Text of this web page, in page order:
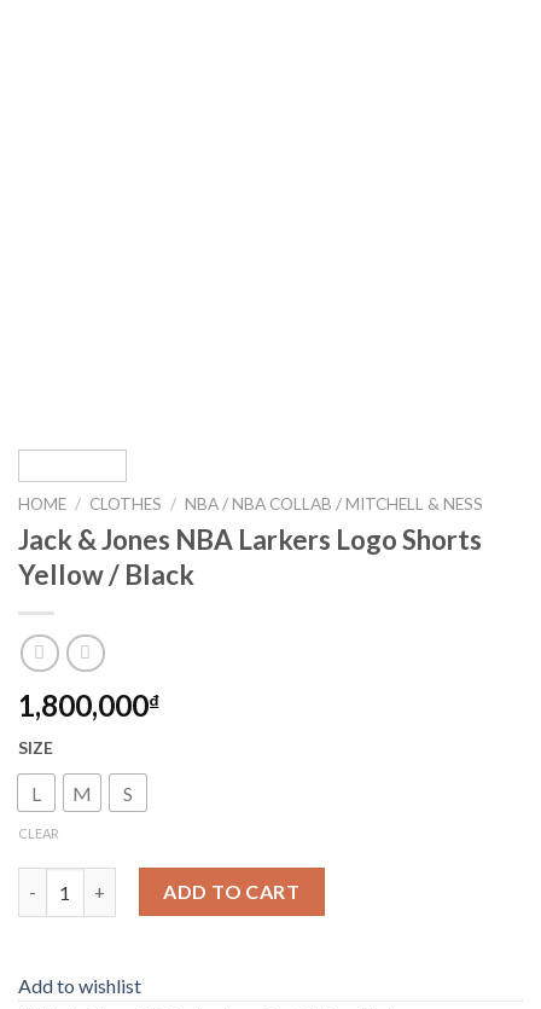
HOME / CLOTHES / NBA / NBA COLLAB / MITCHELL & NESS
Jack & Jones NBA Larkers Logo Shorts
Yellow / Black
1,800,000₫
SIZE
L M S
CLEAR
Jack & Jones NBA Larkers Logo Shorts Yellow / Black quantity
ADD TO CART
Add to wishlist